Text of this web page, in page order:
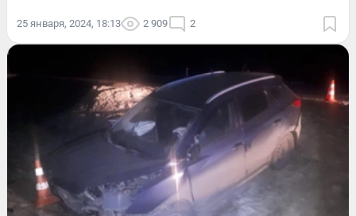
25 января, 2024, 18:13 2 909 2